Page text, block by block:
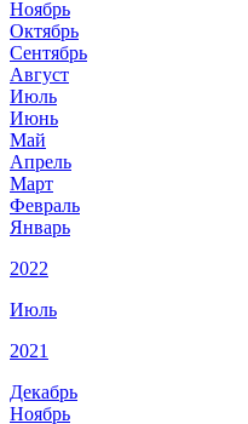
Ноябрь
Октябрь
Сентябрь
Август
Июль
Июнь
Май
Апрель
Март
Февраль
Январь
2022
Июль
2021
Декабрь
Ноябрь